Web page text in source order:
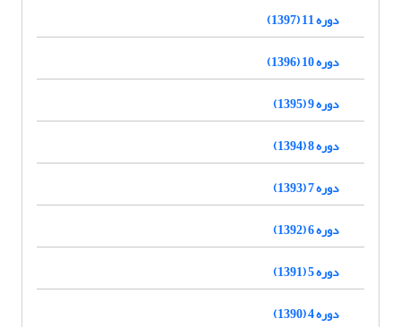
دوره 11 (1397)
دوره 10 (1396)
دوره 9 (1395)
دوره 8 (1394)
دوره 7 (1393)
دوره 6 (1392)
دوره 5 (1391)
دوره 4 (1390)